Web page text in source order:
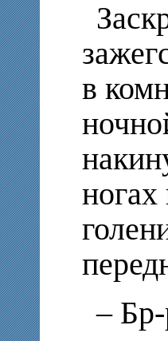
в
–